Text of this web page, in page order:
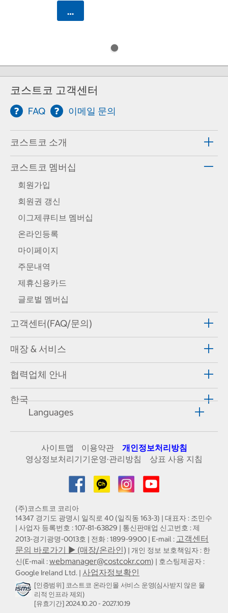
카트에 담기
코스트코 고객센터
FAQ 이메일 문의
코스트코 소개
코스트코 멤버십
회원가입
회원권 갱신
이그제큐티브 멤버십
온라인등록
마이페이지
주문내역
제휴신용카드
글로벌 멤버십
고객센터(FAQ/문의)
매장 & 서비스
협력업체 안내
한국
Languages
사이트맵 이용약관
개인정보처리방침
영상정보처리기기운영·관리방침
상표 사용 지침
(주)코스트코 코리아
14347 경기도 광명시 일직로 40 (일직동 163-3) | 대표자 : 조민수
| 사업자 등록번호 : 107-81-63829 | 통신판매업 신고번호 : 제
2013-경기광명-0013호 | 전화 : 1899-9900 | E-mail : 고객센터
문의 바로가기 ▶ (매장/온라인) | 개인 정보 보호책임자 : 한
신(E-mail :webmanager@costcokr.com) | 호스팅제공자 :
Google Ireland Ltd. | 사업자정보확인
[인증범위] 코스트코 온라인몰 서비스 운영(심사받지 않은 물
리적 인프라 제외)
[유효기간] 2024.10.20 - 2027.10.19